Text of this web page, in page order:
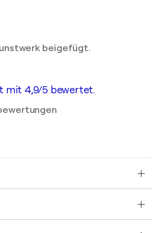
beigefügt.
mit 4,9/5 bewertet.